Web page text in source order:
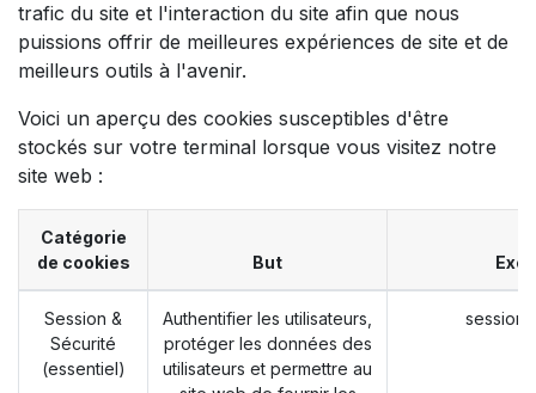
trafic du site et l'interaction du site afin que nous
puissions offrir de meilleures expériences de site et de
meilleurs outils à l'avenir.
Voici un aperçu des cookies susceptibles d'être
stockés sur votre terminal lorsque vous visitez notre
site web :
Catégorie
de cookies
But
Session &
Sécurité
(essentiel)
Authentifier les utilisateurs,
protéger les données des
utilisateurs et permettre au